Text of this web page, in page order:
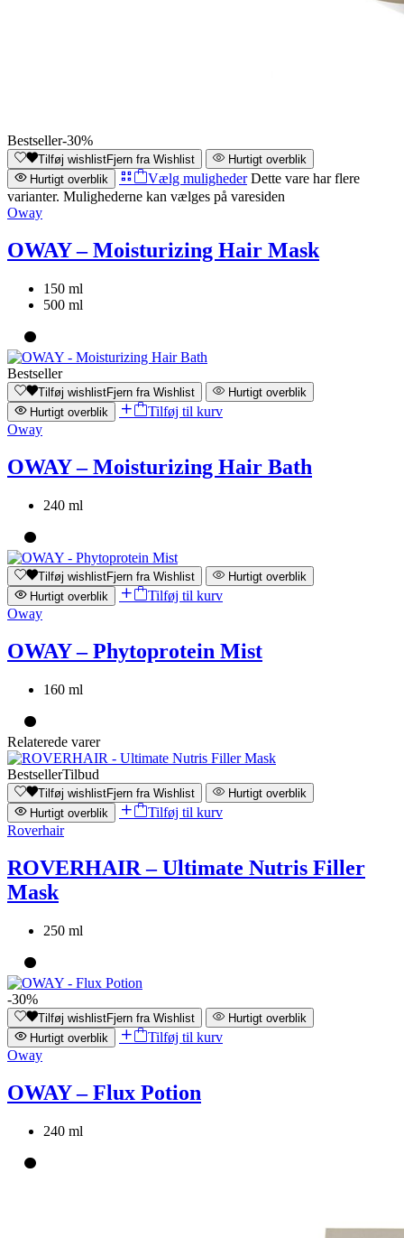
Bestseller-30%
Tilføj wishlistFjern fra Wishlist
Hurtigt overblik
Hurtigt overblik
Vælg muligheder Dette vare har flere
varianter. Mulighederne kan vælges på varesiden
Oway
OWAY – Moisturizing Hair Mask
150 ml
500 ml
Bestseller
Tilføj wishlistFjern fra Wishlist
Hurtigt overblik
Hurtigt overblik
Tilføj til kurv
Oway
OWAY – Moisturizing Hair Bath
240 ml
Tilføj wishlistFjern fra Wishlist
Hurtigt overblik
Hurtigt overblik
Tilføj til kurv
Oway
OWAY – Phytoprotein Mist
160 ml
Relaterede varer
BestsellerTilbud
Tilføj wishlistFjern fra Wishlist
Hurtigt overblik
Hurtigt overblik
Tilføj til kurv
Roverhair
ROVERHAIR – Ultimate Nutris Filler
Mask
250 ml
-30%
Tilføj wishlistFjern fra Wishlist
Hurtigt overblik
Hurtigt overblik
Tilføj til kurv
Oway
OWAY – Flux Potion
240 ml